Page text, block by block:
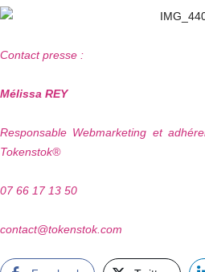
Contact presse :
Mélissa REY
Responsable Webmarketing et
Tokenstok®
07 66 17 13 50
contact@tokenstok.com